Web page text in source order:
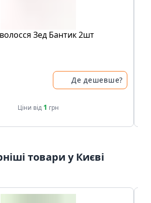
Зед Бантик 2шт
Де дешевше?
Ціни від 1 грн
товари у Києві